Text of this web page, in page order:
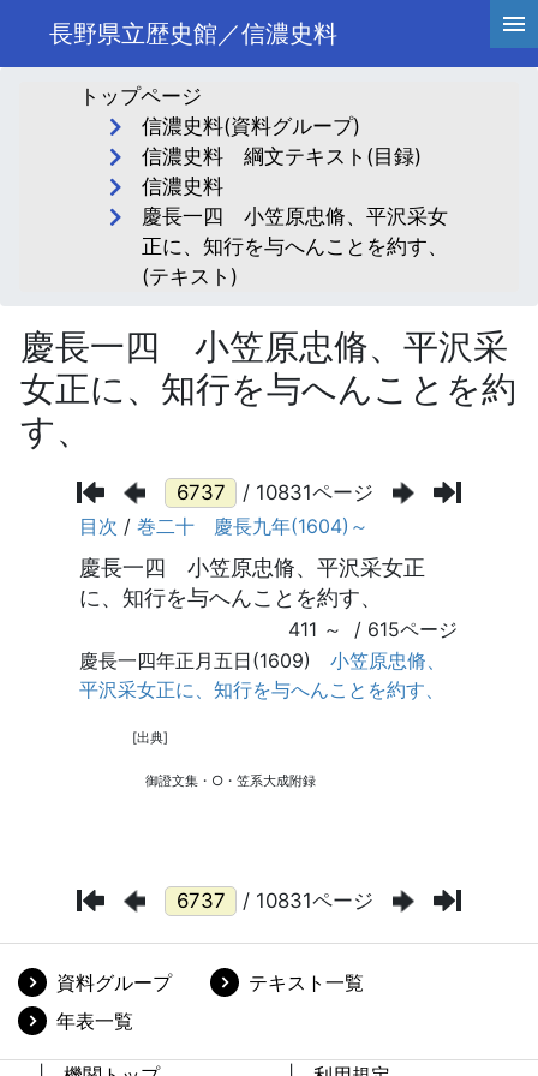
長野県立歴史館／信濃史料
トップページ
信濃史料(資料グループ)
信濃史料 綱文テキスト(目録)
信濃史料
慶長一四 小笠原忠脩、平沢采女
正に、知行を与へんことを約す、
(テキスト)
慶長一四 小笠原忠脩、平沢采
女正に、知行を与へんことを約
す、
/ 10831ページ
/ 10831ページ
資料グループ
テキスト一覧
年表一覧